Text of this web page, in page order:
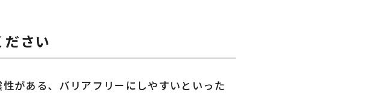
さい
がある、バリアフリーにしやすいといった